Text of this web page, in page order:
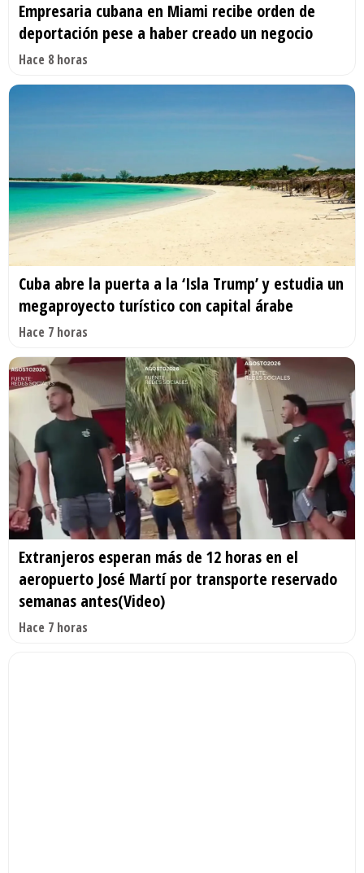
Empresaria cubana en Miami recibe orden de
deportación pese a haber creado un negocio
Hace 8 horas
Cuba abre la puerta a la ‘Isla Trump’ y estudia un
megaproyecto turístico con capital árabe
Hace 7 horas
Extranjeros esperan más de 12 horas en el
aeropuerto José Martí por transporte reservado
semanas antes(Video)
Hace 7 horas